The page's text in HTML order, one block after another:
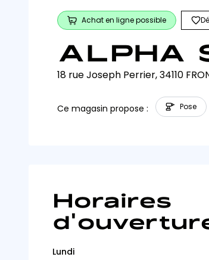
Achat en ligne possible
ALPHA
18 rue Joseph Perrier, 34110
Ce magasin propose : Pose
Horaires
Lundi